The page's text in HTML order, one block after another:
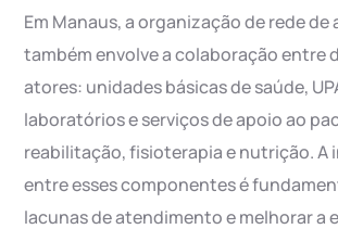
Em Manaus, a organização de rede
também envolve a colaboração entre
atores: unidades básicas de saúde,
laboratórios e serviços de apoio ao
reabilitação, fisioterapia e nutrição. A
entre esses componentes é
lacunas de atendimento e melhorar a